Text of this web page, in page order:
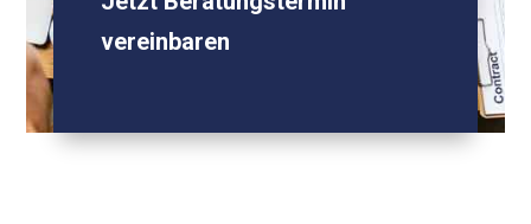
vereinbaren